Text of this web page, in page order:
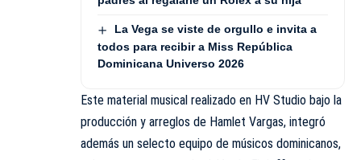
La Vega se viste de orgullo e invita a
todos para recibir a Miss República
Dominicana Universo 2026
Este material musical realizado en HV Studio bajo la
producción y arreglos de Hamlet Vargas, integró
además un selecto equipo de músicos dominicanos,